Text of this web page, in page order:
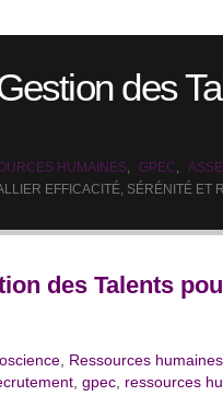
des
HUMAINES GPEC
EFFICACITÉ, SÉRÉNITÉ ET
des Talents
Ressources humaines
,gpec ressources